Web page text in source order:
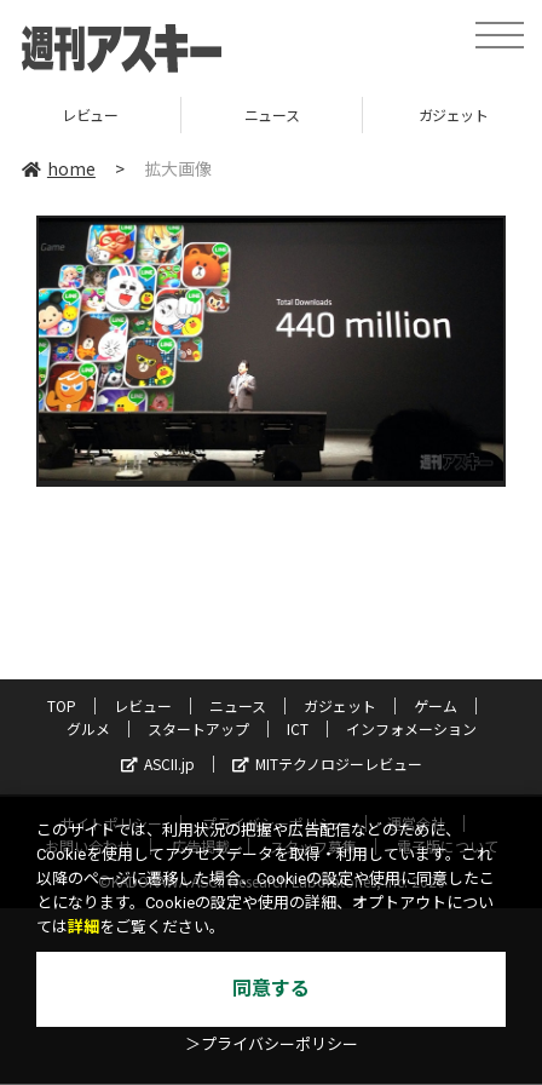
toggle
レビュー ニュース ガジェット
home > 拡大画像
TOP レビュー ニュース ガジェット
ゲーム
グルメ
スタートアップ ICT
インフォメーション
ASCII.jp
MITテクノロジーレビュー
サイトポリシー プライバシーポリシー
運営会社
お問い合わせ
広告掲載 スタッフ募集
電子版について
©KADOKAWA ASCII Research Laboratories, Inc. 2026
このサイトでは、利用状況の把握や広告配信などのために、
Cookieを使用してアクセスデータを取得・利用しています。これ
以降のページに遷移した場合、Cookieの設定や使用に同意したこ
とになります。Cookieの設定や使用の詳細、オプトアウトについ
ては詳細 をご覧ください。
同意する
＞プライバシーポリシー